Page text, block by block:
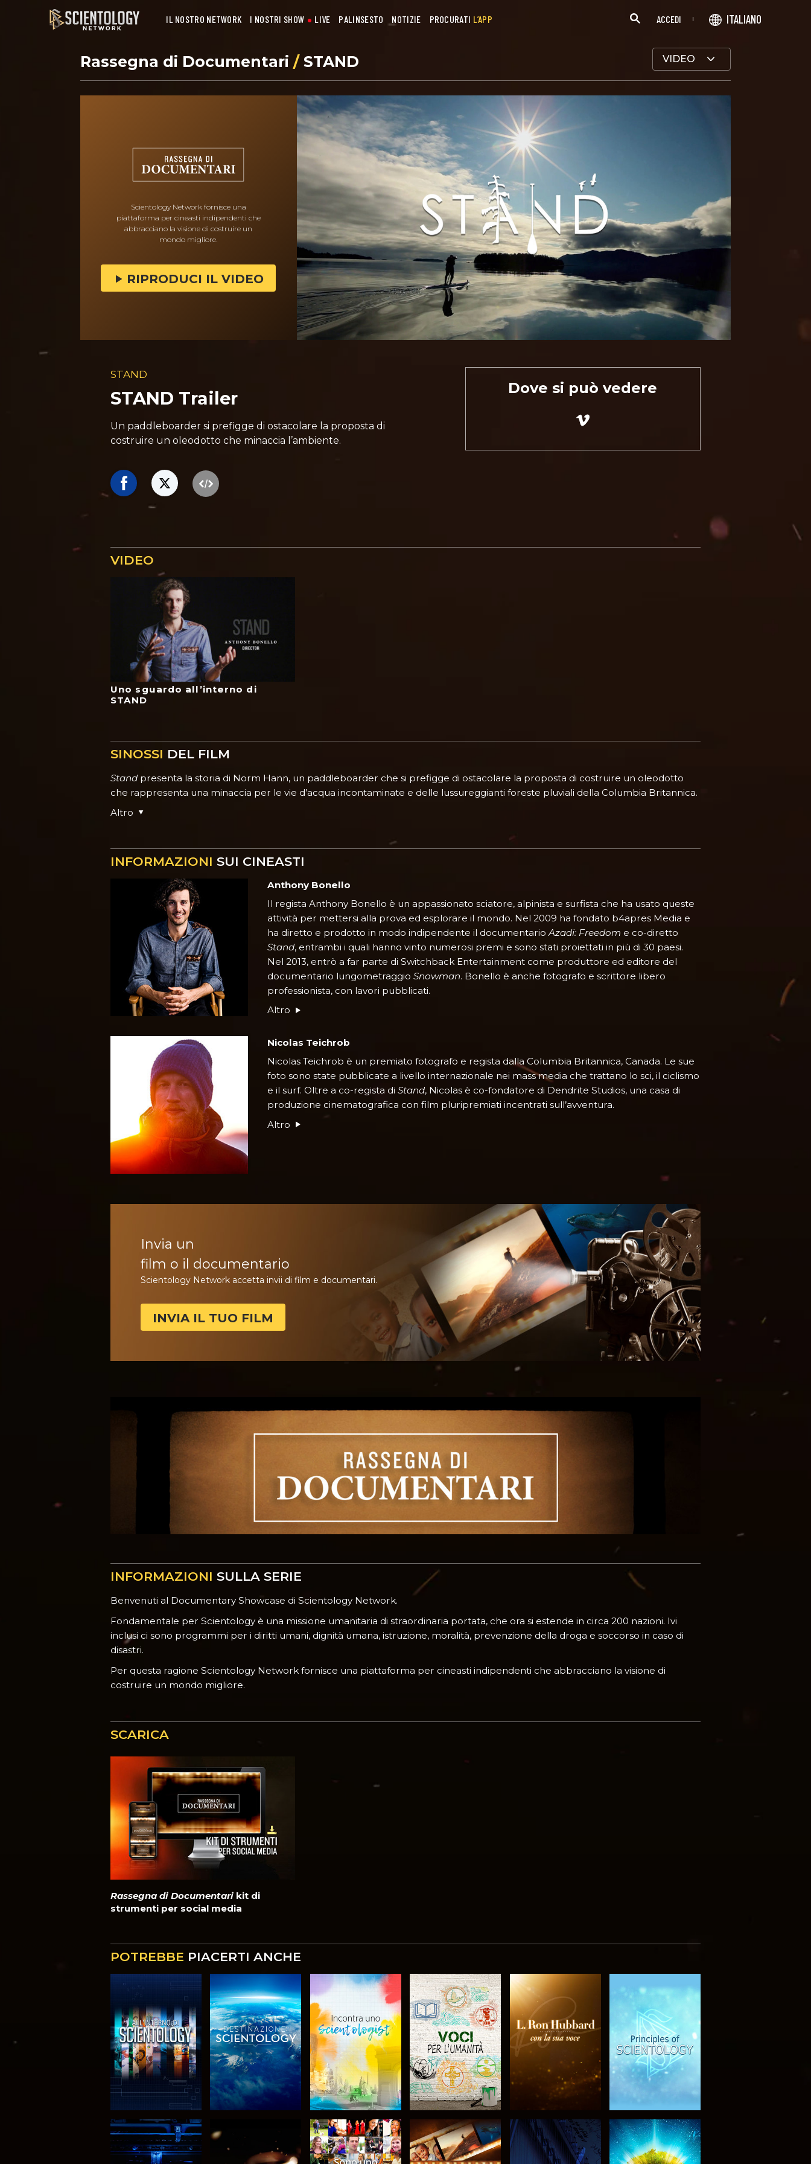
IL NOSTRO NETWORK I NOSTRI SHOW LIVE PALINSESTO NOTIZIE PROCURATI L’APP ACCEDI ITALIANO
Rassegna di Documentari / STAND VIDEO
Scientology Network fornisce una
piattaforma per cineasti indipendenti che
abbracciano la visione di costruire un
mondo migliore.
RIPRODUCI IL VIDEO
STAND
STAND Trailer
Un paddleboarder si prefigge di ostacolare la proposta di
costruire un oleodotto che minaccia l’ambiente.
Dove si può vedere
VIDEO
Uno sguardo all’interno di
STAND
SINOSSI DEL FILM
Standpresenta la storia di Norm Hann, un paddleboarder che si prefigge di ostacolare la proposta di costruire un oleodotto
che rappresenta una minaccia per le vie d’acqua incontaminate e delle lussureggianti foreste pluviali della Columbia Britannica.
Altro
INFORMAZIONI SUI CINEASTI
Anthony Bonello
Il regista Anthony Bonello è un appassionato sciatore, alpinista e surfista che ha usato queste
attività per mettersi alla prova ed esplorare il mondo. Nel 2009 ha fondato b4apres Media e
ha diretto e prodotto in modo indipendente il documentario Azadi: Freedom e co-diretto
Stand, entrambi i quali hanno vinto numerosi premi e sono stati proiettati in più di 30 paesi.
Nel 2013, entrò a far parte di Switchback Entertainment come produttore ed editore del
documentario lungometraggio Snowman. Bonello è anche fotografo e scrittore libero
professionista, con lavori pubblicati.
Altro
Nicolas Teichrob
Nicolas Teichrob è un premiato fotografo e regista dalla Columbia Britannica, Canada. Le sue
foto sono state pubblicate a livello internazionale nei mass media che trattano lo sci, il ciclismo
e il surf. Oltre a co-regista di Stand, Nicolas è co-fondatore di Dendrite Studios, una casa di
produzione cinematografica con film pluripremiati incentrati sull’avventura.
Altro
Invia un
film o il documentario
Scientology Network accetta invii di film e documentari.
INVIA IL TUO FILM
INFORMAZIONI SULLA SERIE
Benvenuti al Documentary Showcase di Scientology Network.
Fondamentale per Scientology è una missione umanitaria di straordinaria portata, che ora si estende in circa 200 nazioni. Ivi
inclusi ci sono programmi per i diritti umani, dignità umana, istruzione, moralità, prevenzione della droga e soccorso in caso di
disastri.
Per questa ragione Scientology Network fornisce una piattaforma per cineasti indipendenti che abbracciano la visione di
costruire un mondo migliore.
SCARICA
Rassegna di Documentari kit di
strumenti per social media
POTREBBE PIACERTI ANCHE
ESPLORA LE
ESPLORA LE
ESPLORA LE
ESPLORA LE
ESPLORA LE
GUARDA